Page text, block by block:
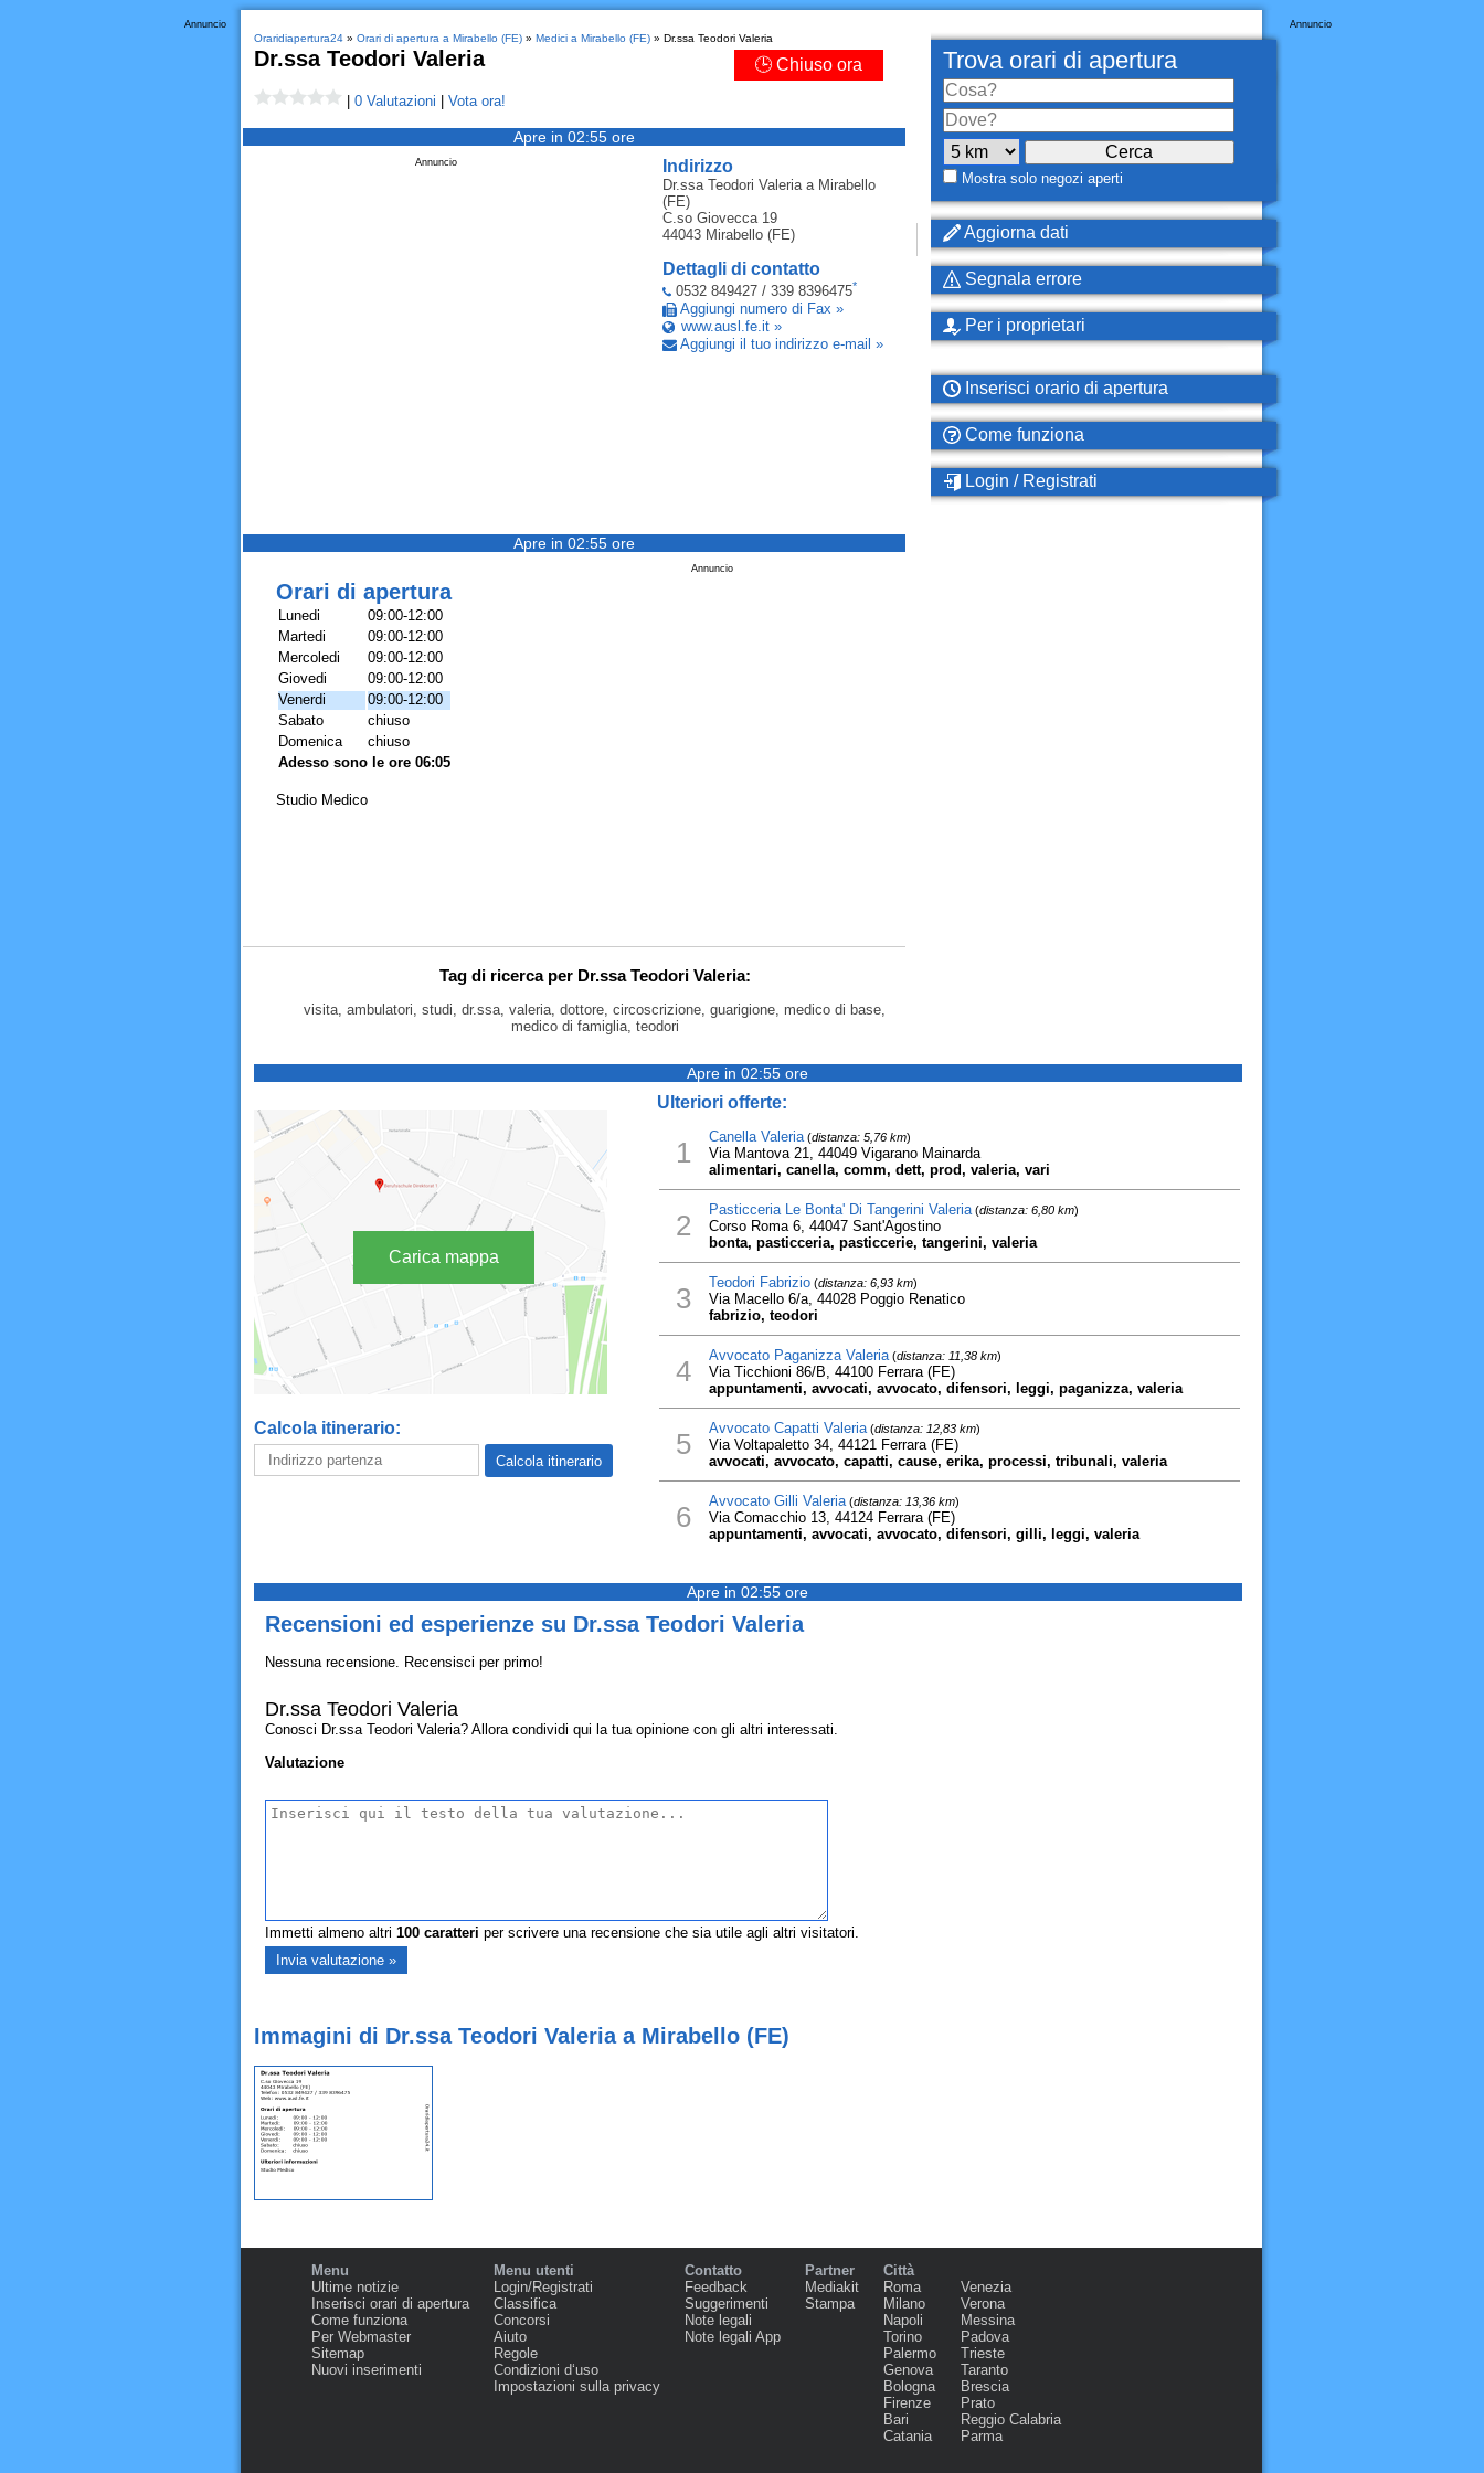
Annuncio
Oraridiapertura24» Orari di apertura a Mirabello (FE)» Medici a Mirabello (FE)» Dr.ssa Teodori Valeria
Dr.ssa Teodori Valeria 🕒 Chiuso ora
0 Valutazioni Vota ora!
Apre in 02:55 ore
Indirizzo
Dr.ssa Teodori Valeriaa Mirabello
(FE)
C.so Giovecca 19
44043 Mirabello (FE)
Dettagli di contatto
0532 849427 / 339 8396475*
Aggiungi numero di Fax »
www.ausl.fe.it »
Aggiungi il tuo indirizzo e-mail »
Annuncio
Apre in 02:55 ore
Annuncio
Orari di apertura
Lunedi
09:00-12:00
Martedi
09:00-12:00
Mercoledi
09:00-12:00
Giovedi
09:00-12:00
Venerdi
09:00-12:00
Sabato
chiuso
Domenica
chiuso
Adesso sono le ore 06:05
Studio Medico
Tag di ricerca per Dr.ssa Teodori Valeria:
visita, ambulatori, studi, dr.ssa, valeria, dottore, circoscrizione, guarigione, medico di base,
medico di famiglia, teodori
Annuncio
Trova orari di apertura
Mostra solo negozi aperti
Aggiorna dati
Segnala errore
Per i proprietari
Inserisci orario di apertura
Come funziona
Login / Registrati
Apre in 02:55 ore
Carica mappa
Calcola itinerario:
Ulteriori offerte:
1 Canella Valeria(distanza: 5,76 km)
Via Mantova 21, 44049 Vigarano Mainarda
alimentari, canella, comm, dett, prod, valeria, vari
2 Pasticceria Le Bonta' Di Tangerini Valeria(distanza: 6,80 km)
Corso Roma 6, 44047 Sant'Agostino
bonta, pasticceria, pasticcerie, tangerini, valeria
3 Teodori Fabrizio(distanza: 6,93 km)
Via Macello 6/a, 44028 Poggio Renatico
fabrizio, teodori
4 Avvocato Paganizza Valeria(distanza: 11,38 km)
Via Ticchioni 86/B, 44100 Ferrara (FE)
appuntamenti, avvocati, avvocato, difensori, leggi, paganizza, valeria
5 Avvocato Capatti Valeria(distanza: 12,83 km)
Via Voltapaletto 34, 44121 Ferrara (FE)
avvocati, avvocato, capatti, cause, erika, processi, tribunali, valeria
6 Avvocato Gilli Valeria(distanza: 13,36 km)
Via Comacchio 13, 44124 Ferrara (FE)
appuntamenti, avvocati, avvocato, difensori, gilli, leggi, valeria
Apre in 02:55 ore
Recensioni ed esperienze su Dr.ssa Teodori Valeria
Nessuna recensione. Recensisci per primo!
Dr.ssa Teodori Valeria
Conosci Dr.ssa Teodori Valeria? Allora condividi qui la tua opinione con gli altri interessati.
Valutazione
Immetti almeno altri 100caratteri per scrivere una recensione che sia utile agli altri visitatori.
Immagini di Dr.ssa Teodori Valeria a Mirabello (FE)
Menu
Ultime notizie
Inserisci orari di apertura
Come funziona
Per Webmaster
Sitemap
Nuovi inserimenti
Menu utenti
Login/Registrati
Classifica
Concorsi
Aiuto
Regole
Condizioni d‘uso
Impostazioni sulla privacy
Contatto
Feedback
Suggerimenti
Note legali
Note legali App
Partner
Mediakit
Stampa
Città
Roma
Milano
Napoli
Torino
Palermo
Genova
Bologna
Firenze
Bari
Catania
Venezia
Verona
Messina
Padova
Trieste
Taranto
Brescia
Prato
Reggio Calabria
Parma